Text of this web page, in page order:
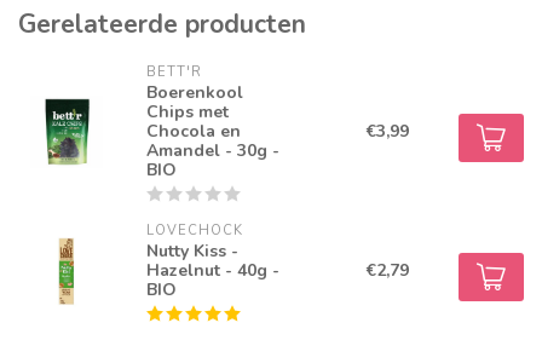
Gerelateerde producten
BETT'R
Boerenkool
Chips met
Chocola en
Amandel - 30g -
BIO
€3,99
LOVECHOCK
Nutty Kiss -
Hazelnut - 40g -
BIO
€2,79